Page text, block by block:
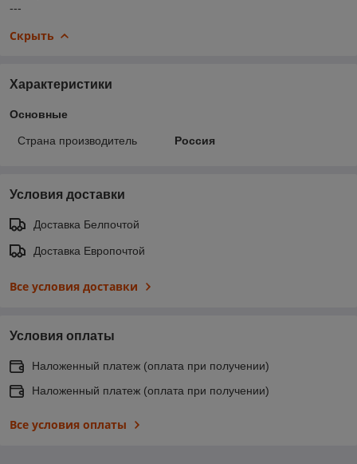
---
Скрыть
Характеристики
Основные
Страна производитель Россия
Условия доставки
Доставка Белпочтой
Доставка Европочтой
Все условия доставки
Условия оплаты
Наложенный платеж (оплата при получении)
Наложенный платеж (оплата при получении)
Все условия оплаты